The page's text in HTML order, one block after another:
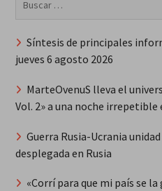
Síntesis de principales
jueves 6 agosto 2026
MarteOvenuS lleva el
Vol. 2» a una noche irrepetible
Guerra Rusia-Ucrania
desplegada en Rusia
«Corrí para que mi país se